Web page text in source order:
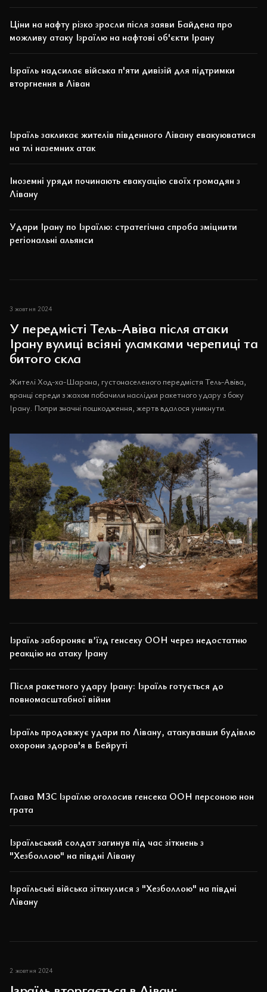
Ціни на нафту різко зросли після заяви Байдена про
можливу атаку Ізраїлю на нафтові об'єкти Ірану
Ізраїль надсилає війська п'яти дивізій для підтримки
вторгнення в Ліван
Ізраїль закликає жителів південного Лівану евакуюватися
на тлі наземних атак
Іноземні уряди починають евакуацію своїх громадян з
Лівану
Удари Ірану по Ізраїлю: стратегічна спроба зміцнити
регіональні альянси
3 жовтня 2024
У передмісті Тель-Авіва після атаки
Ірану вулиці всіяні уламками черепиці та
битого скла
Жителі Ход-ха-Шарона, густонаселеного передмістя Тель-Авіва,
вранці середи з жахом побачили наслідки ракетного удару з боку
Ірану. Попри значні пошкодження, жертв вдалося уникнути.
Ізраїль забороняє в’їзд генсеку ООН через недостатню
реакцію на атаку Ірану
Після ракетного удару Ірану: Ізраїль готується до
повномасштабної війни
Ізраїль продовжує удари по Лівану, атакувавши будівлю
охорони здоров'я в Бейруті
Глава МЗС Ізраїлю оголосив генсека ООН персоною нон
грата
Ізраїльський солдат загинув під час зіткнень з
"Хезболлою" на півдні Лівану
Ізраїльські війська зіткнулися з "Хезболлою" на півдні
Лівану
2 жовтня 2024